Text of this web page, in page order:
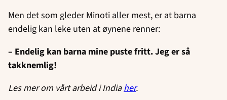
Men det som gleder Minoti aller mest, er at barna
endelig kan leke uten at øynene renner:
– Endelig kan barna mine puste fritt. Jeg er så
takknemlig!
Les mer om vårt arbeid i Indiaher.